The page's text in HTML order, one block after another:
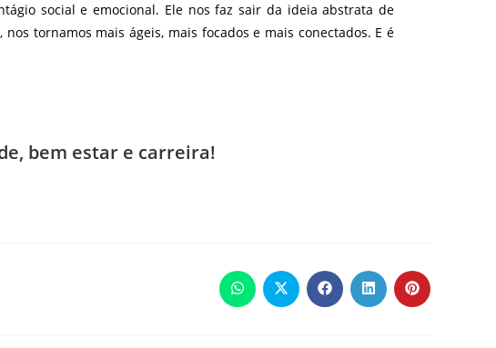
social e emocional. Ele nos faz sair da ideia abstrata de
tornamos mais ágeis, mais focados e mais conectados. E é
bem estar e carreira!